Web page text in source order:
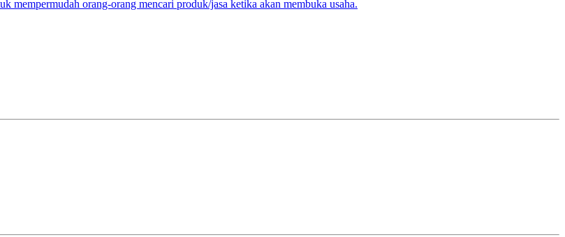
mempermudah orang-orang mencari produk/jasa ketika akan membuka usaha.